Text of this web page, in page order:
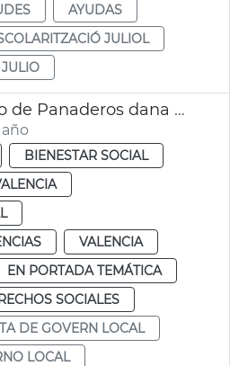
AYUDAS
JULIOL
Ajudas al Gremio de Panaderos dana València
BIENESTAR SOCIAL
VALENCIA
EN PORTADA TEMÁTICA
SOCIALES
DE GOVERN LOCAL
LOCAL